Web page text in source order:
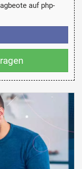
auf php-